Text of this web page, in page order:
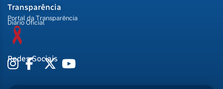
Transparência
Portal da Transparência
Diário Oficial
Redes Sociais